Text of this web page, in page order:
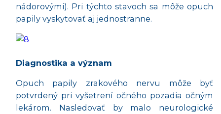
nádorovými). Pri týchto stavoch sa môže opuch
papily vyskytovať aj jednostranne.
Diagnostika a význam
Opuch papily zrakového nervu môže byť
potvrdený pri vyšetrení očného pozadia očným
lekárom. Nasledovať by malo neurologické